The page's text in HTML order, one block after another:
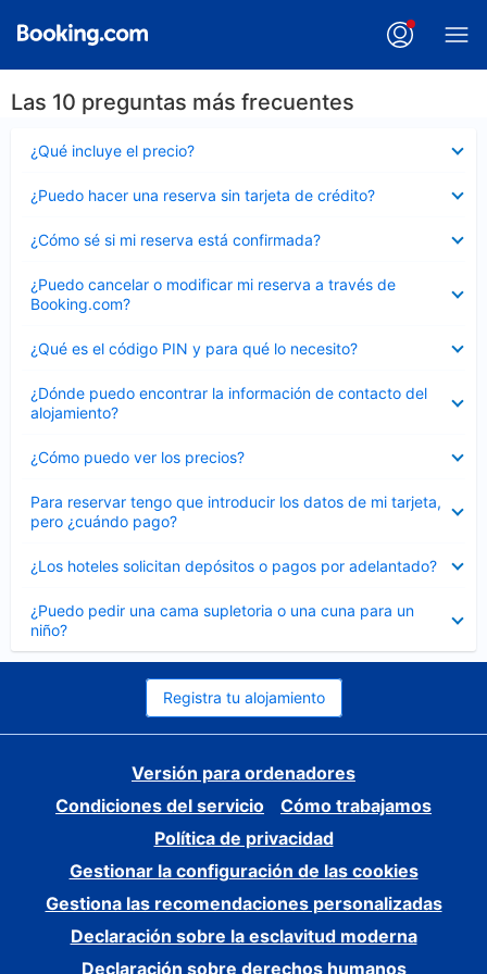
Las 10 preguntas más frecuentes
¿Qué incluye el precio?
cerrado
¿Puedo hacer una reserva sin tarjeta de crédito?
cerrado
¿Cómo sé si mi reserva está confirmada?
cerrado
¿Puedo cancelar o modificar mi reserva a través de
Booking.com?
cerrado
¿Qué es el código PIN y para qué lo necesito?
cerrado
¿Dónde puedo encontrar la información de contacto del
alojamiento?
cerrado
¿Cómo puedo ver los precios?
cerrado
Para reservar tengo que introducir los datos de mi tarjeta,
pero ¿cuándo pago?
cerrado
¿Los hoteles solicitan depósitos o pagos por adelantado?
cerrado
¿Puedo pedir una cama supletoria o una cuna para un
niño?
cerrado
Registra tu alojamiento
Versión para ordenadores
Condiciones del servicio
Cómo trabajamos
Política de privacidad
Gestionar la configuración de las cookies
Gestiona las recomendaciones personalizadas
Declaración sobre la esclavitud moderna
Declaración sobre derechos humanos